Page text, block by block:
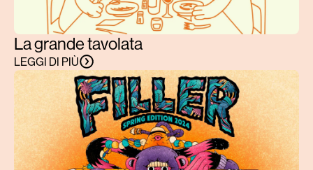
La grande tavolata
LEGGI DI PIÙ